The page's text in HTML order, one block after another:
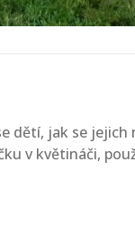
jak se
v květináči,